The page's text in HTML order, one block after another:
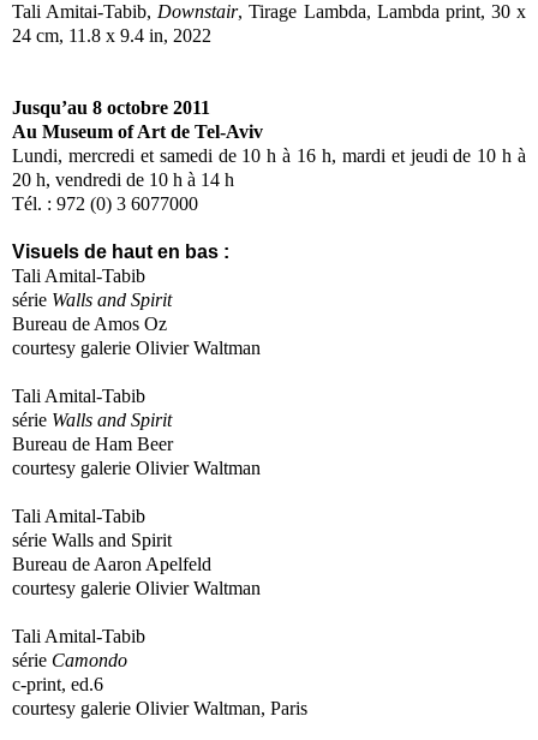
Tali Amitai-Tabib, Downstair, Tirage Lambda, Lambda print, 30 x
24 cm, 11.8 x 9.4 in, 2022
Jusqu’au 8 octobre 2011
Au Museum of Art de Tel-Aviv
Lundi, mercredi et samedi de 10 h à 16 h, mardi et jeudi de 10 h à
20 h, vendredi de 10 h à 14 h
Tél. : 972 (0) 3 6077000
Visuels de haut en bas :
Tali Amital-Tabib
série Walls and Spirit
Bureau de Amos Oz
courtesy galerie Olivier Waltman
Tali Amital-Tabib
série Walls and Spirit
Bureau de Ham Beer
courtesy galerie Olivier Waltman
Tali Amital-Tabib
série Walls and Spirit
Bureau de Aaron Apelfeld
courtesy galerie Olivier Waltman
Tali Amital-Tabib
série Camondo
c-print, ed.6
courtesy galerie Olivier Waltman, Paris